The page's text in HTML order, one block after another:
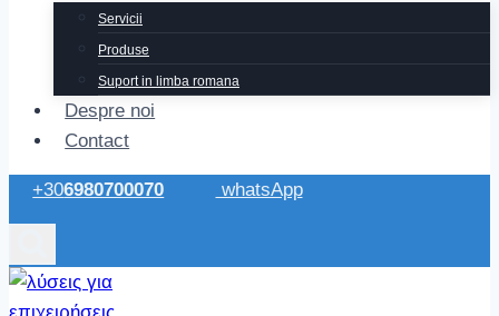
Servicii
Produse
Suport in limba romana
Despre noi
Contact
+306980700070 whatsApp